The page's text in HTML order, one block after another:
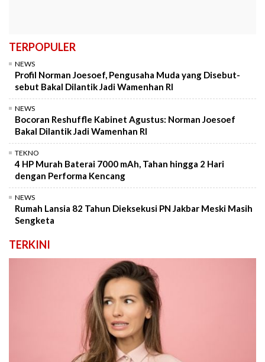
TERPOPULER
NEWS
Profil Norman Joesoef, Pengusaha Muda yang Disebut-
sebut Bakal Dilantik Jadi Wamenhan RI
NEWS
Bocoran Reshuffle Kabinet Agustus: Norman Joesoef
Bakal Dilantik Jadi Wamenhan RI
TEKNO
4 HP Murah Baterai 7000 mAh, Tahan hingga 2 Hari
dengan Performa Kencang
NEWS
Rumah Lansia 82 Tahun Dieksekusi PN Jakbar Meski Masih
Sengketa
TERKINI